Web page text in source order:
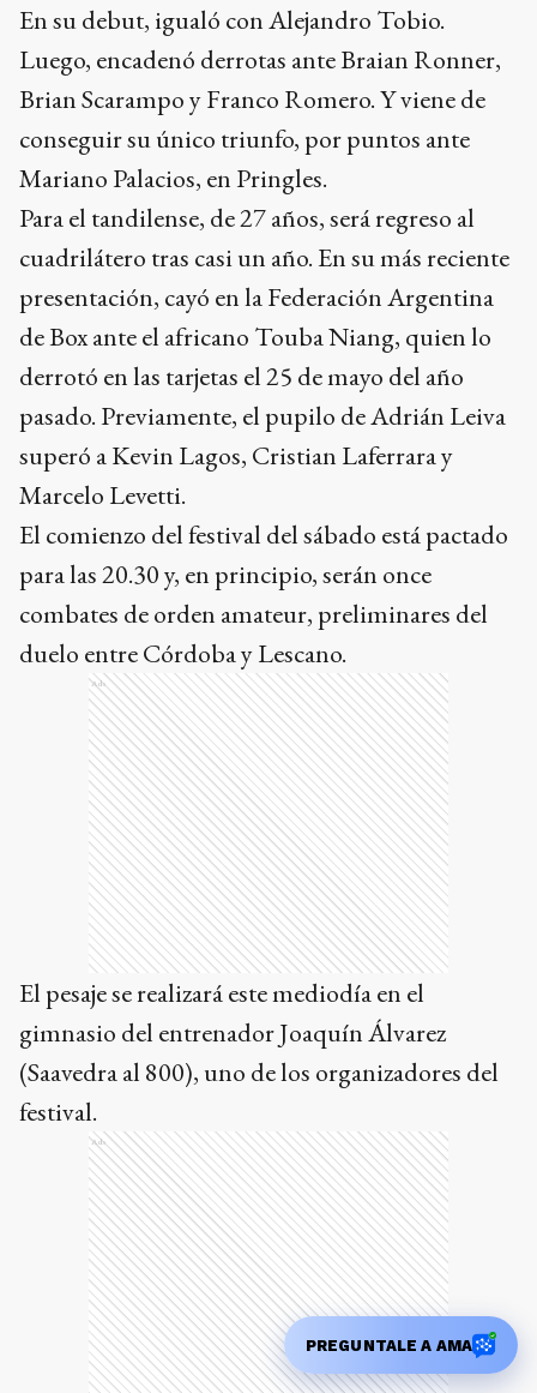
En su debut, igualó con Alejandro Tobio.
Luego, encadenó derrotas ante Braian Ronner,
Brian Scarampo y Franco Romero. Y viene de
conseguir su único triunfo, por puntos ante
Mariano Palacios, en Pringles.
Para el tandilense, de 27 años, será regreso al
cuadrilátero tras casi un año. En su más reciente
presentación, cayó en la Federación Argentina
de Box ante el africano Touba Niang, quien lo
derrotó en las tarjetas el 25 de mayo del año
pasado. Previamente, el pupilo de Adrián Leiva
superó a Kevin Lagos, Cristian Laferrara y
Marcelo Levetti.
El comienzo del festival del sábado está pactado
para las 20.30 y, en principio, serán once
combates de orden amateur, preliminares del
duelo entre Córdoba y Lescano.
Ads
El pesaje se realizará este mediodía en el
gimnasio del entrenador Joaquín Álvarez
(Saavedra al 800), uno de los organizadores del
festival.
Ads
PREGUNTALE A AMA